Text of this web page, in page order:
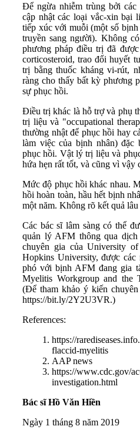
Để ngừa nhiễm trùng bởi
cập nhật các loại vắc-xin bại
tiếp xúc với muỗi (một số
truyền sang người). Không
phương pháp điều trị đã
corticosteroid, trao đổi huyết
trị bằng thuốc kháng vi-rút,
ràng cho thấy bất kỳ phương
sự phục hồi.
Điều trị khác là hỗ trợ và phụ
trị liệu và "occupational
thường nhật để phục hồi hay
làm việc của bịnh nhân) đặc
phục hồi. Vật lý trị liệu và
hứa hẹn rất tốt, và cũng vì vậy
Mức độ phục hồi khác nhau.
hồi hoàn toàn, hầu hết bịnh
một năm. Không rõ kết quả lâu
Các bác sĩ lâm sàng có thể
quản lý AFM thông qua
chuyên gia của University of
Hopkins University, được các
phó với bịnh AFM đang gia
Myelitis Workgroup and the
(Để tham khảo ý kiến
https://bit.ly/2Y2U3VR.)
References:
https://
flaccid-myelitis
AAP news
https://www.cdc.gov/
investigation.html
Bác sĩ Hồ Văn Hiền
Ngày 1 tháng 8 năm 2019